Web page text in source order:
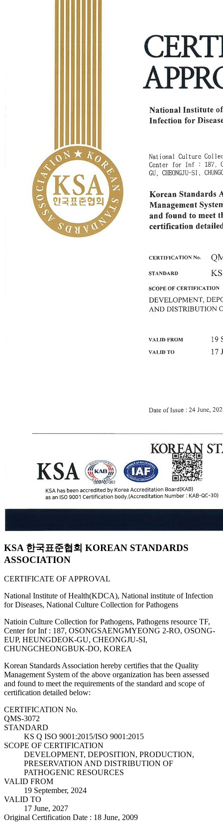
KSA 한국표준협회 KOREAN STANDARDS
ASSOCIATION
CERTIFICATE OF APPROVAL
National Institute of Health(KDCA), National institute of Infection
for Diseases, National Culture Collection for Pathogens
Natioin Culture Collection for Pathogens, Pathogens resource TF,
Center for Inf : 187, OSONGSAENGMYEONG 2-RO, OSONG-
EUP, HEUNGDEOK-GU, CHEONGJU-SI,
CHUNGCHEONGBUK-DO, KOREA
Korean Standards Association hereby certifies that the Quality
Management System of the above organization has been assessed
and found to meet the requirements of the standard and scope of
certification detailed below:
CERTIFICATION No.
QMS-3072
STANDARD
KS Q ISO 9001:2015/ISO 9001:2015
SCOPE OF CERTIFICATION
DEVELOPMENT, DEPOSITION, PRODUCTION,
PRESERVATION AND DISTRIBUTION OF
PATHOGENIC RESOURCES
VALID FROM
19 September, 2024
VALID TO
17 June, 2027
Original Certification Date : 18 June, 2009